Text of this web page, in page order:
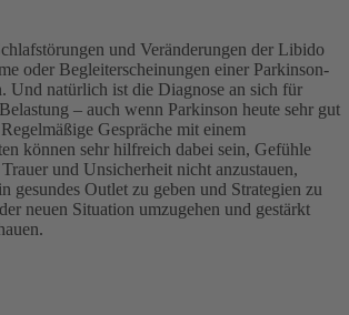
und Veränderungen der Libido
oder Begleiterscheinungen einer Parkinson-
Und natürlich ist die Diagnose an sich für
– auch wenn Parkinson heute sehr gut
Gespräche mit einem
können sehr hilfreich dabei sein, Gefühle
und Unsicherheit nicht anzustauen,
gesundes Outlet zu geben und Strategien zu
neuen Situation umzugehen und gestärkt